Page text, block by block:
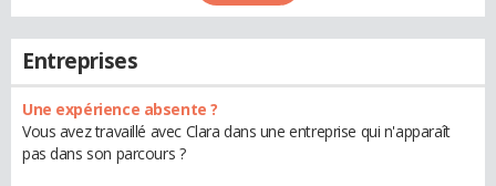
Entreprises
Une expérience absente ?
Vous avez travaillé avec Clara dans une entreprise qui n'apparaît
pas dans son parcours ?